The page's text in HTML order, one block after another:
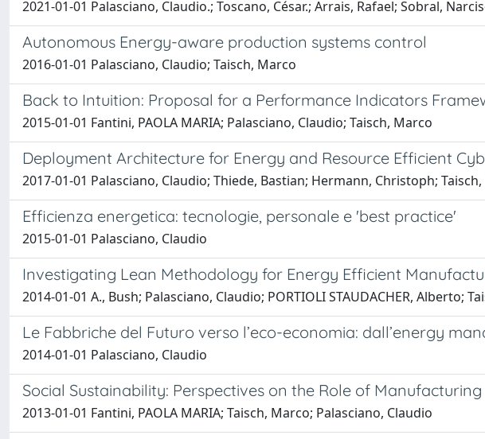
2021-01-01 Palasciano, Claudio.; Toscano, César.; Arrais, Rafael; Sobral,
Autonomous Energy-aware production systems control
2016-01-01 Palasciano, Claudio; Taisch, Marco
Back to Intuition: Proposal for a Performance Indicators
2015-01-01 Fantini, PAOLA MARIA; Palasciano, Claudio; Taisch, Marco
Deployment Architecture for Energy and Resource Efficient
2017-01-01 Palasciano, Claudio; Thiede, Bastian; Hermann, Christoph;
Efficienza energetica: tecnologie, personale e 'best practice'
2015-01-01 Palasciano, Claudio
Investigating Lean Methodology for Energy Efficient
2014-01-01 A., Bush; Palasciano, Claudio; PORTIOLI STAUDACHER, Alberto;
Le Fabbriche del Futuro verso l’eco-economia: dall’energy
2014-01-01 Palasciano, Claudio
Social Sustainability: Perspectives on the Role of Manufacturing
2013-01-01 Fantini, PAOLA MARIA; Taisch, Marco; Palasciano, Claudio